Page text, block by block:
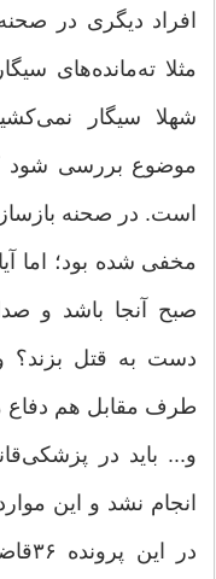
افراد دیگری در
مثلا ته‌مانده‌های
شهلا سیگار
موضوع بررسی شود
است. در صحنه
مخفی شده بود؛ اما
صبح آنجا باشد و
طرف مقابل هم دفاع
و... باید در
انجام نشد و این